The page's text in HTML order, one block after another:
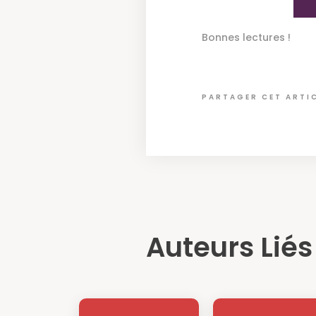
Bonnes lectures !
PARTAGER CET
Auteurs Liés